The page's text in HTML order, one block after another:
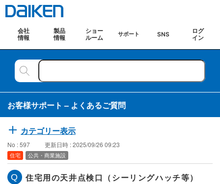
会社
情報
製品
情報
ショー
ルーム
サポート SNS
ログ
イン
お客様サポート – よくあるご質問
カテゴリー表示
No : 597 更新日時 : 2025/09/26 09:23
住宅 公共・商業施設
住宅用の天井点検口（シーリングハッチ等）